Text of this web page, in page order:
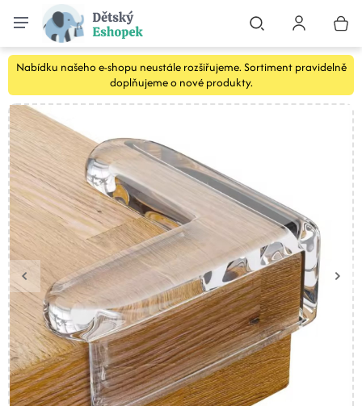
Nabídku našeho e-shopu neustále rozšiřujeme. Sortiment pravidelně
doplňujeme o nové produkty.